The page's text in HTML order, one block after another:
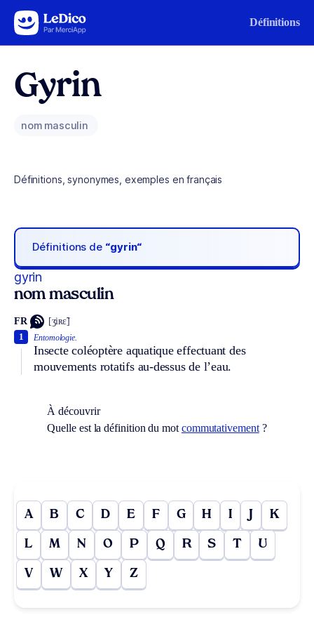
Aller au contenu Définitions
Gyrin
nom masculin
Définitions, synonymes, exemples en français
Définitions de “gyrin“
gyrin
nom masculin
FR [ʒiʀɛ̃]
Entomologie.
Insecte coléoptère aquatique effectuant des
mouvements rotatifs au-dessus de l’eau.
1
À découvrir
Quelle est la définition du mot commutativement?
A B C D E F G H I J K
L M N O P Q R S T U
V W X Y Z